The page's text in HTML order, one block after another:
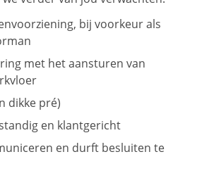
bij voorkeur als
met het aansturen van
dikke pré)
en klantgericht
en durft besluiten te